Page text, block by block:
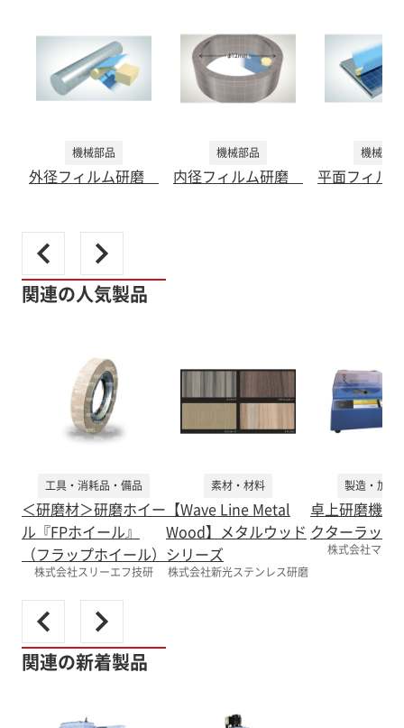
機械部品
外径フィルム研磨
機械部品
内径フィルム研磨
機械部品
平面フィル
関連の人気製品
工具・消耗品・備品
＜研磨材＞研磨ホイー
ル『FPホイール』
（フラップホイール）
株式会社スリーエフ技研
素材・材料
【Wave Line Metal
Wood】メタルウッド
シリーズ
株式会社新光ステンレス研磨
製造・加工
卓上研磨機『
クターラップ
株式会社マル
関連の新着製品